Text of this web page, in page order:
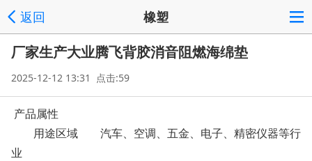
返回 橡塑
厂家生产大业腾飞背胶消音阻燃海绵垫
2025-12-12 13:31 点击:59
产品属性
用途区域
汽车、空调、五金、电子、精密仪器等行
业